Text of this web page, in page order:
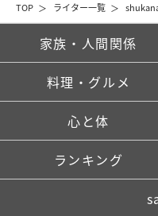
TOP ライター一覧
家族・人間関係
料理・グルメ
心と体
ランキング